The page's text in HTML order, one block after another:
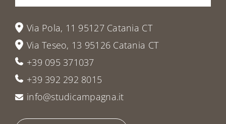
Via Pola, 11 95127 Catania CT
Via Teseo, 13 95126 Catania CT
+39 095 371037
+39 392 292 8015
info@studicampagna.it